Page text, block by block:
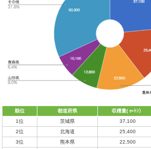
順位 都道府県 収穫量( t=ﾄﾝ）
1位
茨城県 37,100
2位
北海道 25,400
3位
熊本県 22,500